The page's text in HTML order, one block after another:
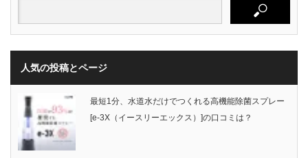
人気の投稿とページ
最短1分、水道水だけでつくれる高機能除菌スプレー
[e-3X（イースリーエックス）]の口コミは？